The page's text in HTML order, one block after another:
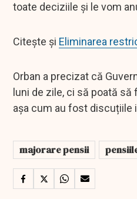
toate deciziile și le vom
Citește și Eliminarea
Orban a precizat că
luni de zile, ci să poată
așa cum au fost discuțiile
majorare pensii